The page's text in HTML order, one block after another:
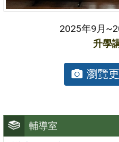
輔導室
2025年9月
升學
瀏覽